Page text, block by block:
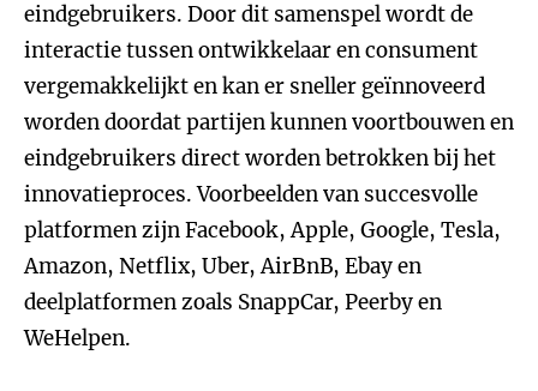
eindgebruikers. Door dit samenspel wordt de
interactie tussen ontwikkelaar en consument
vergemakkelijkt en kan er sneller geïnnoveerd
worden doordat partijen kunnen voortbouwen en
eindgebruikers direct worden betrokken bij het
innovatieproces. Voorbeelden van succesvolle
platformen zijn Facebook, Apple, Google, Tesla,
Amazon, Netflix, Uber, AirBnB, Ebay en
deelplatformen zoals SnappCar, Peerby en
WeHelpen.